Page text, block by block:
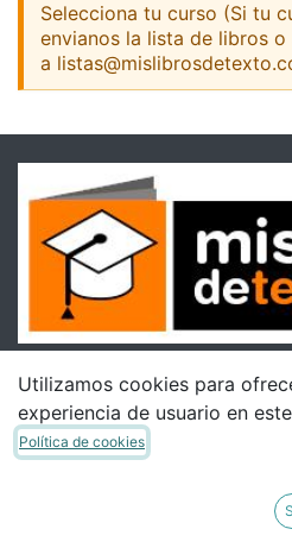
Selecciona tu curso (Si tu
envianos la lista de libros o
a
Utilizamos cookies para
experiencia de usuario en
Política de cookies